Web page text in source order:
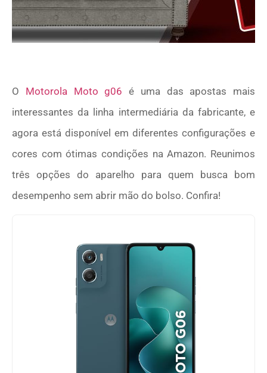
O Motorola Moto g06 é uma das apostas mais
interessantes da linha intermediária da fabricante, e
agora está disponível em diferentes configurações e
cores com ótimas condições na Amazon. Reunimos
três opções do aparelho para quem busca bom
desempenho sem abrir mão do bolso. Confira!